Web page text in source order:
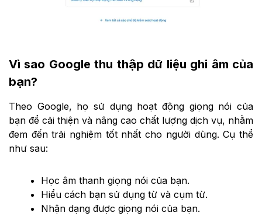
Vì sao Google thu thập dữ liệu ghi âm của
bạn?
Theo Google, họ sử dụng hoạt động giọng nói của
bạn để cải thiện và nâng cao chất lượng dịch vụ, nhằm
đem đến trải nghiệm tốt nhất cho người dùng. Cụ thể
như sau:
Học âm thanh giọng nói của bạn.
Hiểu cách bạn sử dụng từ và cụm từ.
Nhận dạng được giọng nói của bạn.